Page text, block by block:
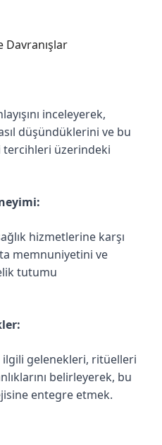
Davranışlar
inceleyerek,
düşündüklerini ve bu
üzerindeki
hizmetlerine karşı
memnuniyetini ve
tutumu
ilgili gelenekleri, ritüelleri
belirleyerek, bu
entegre etmek.